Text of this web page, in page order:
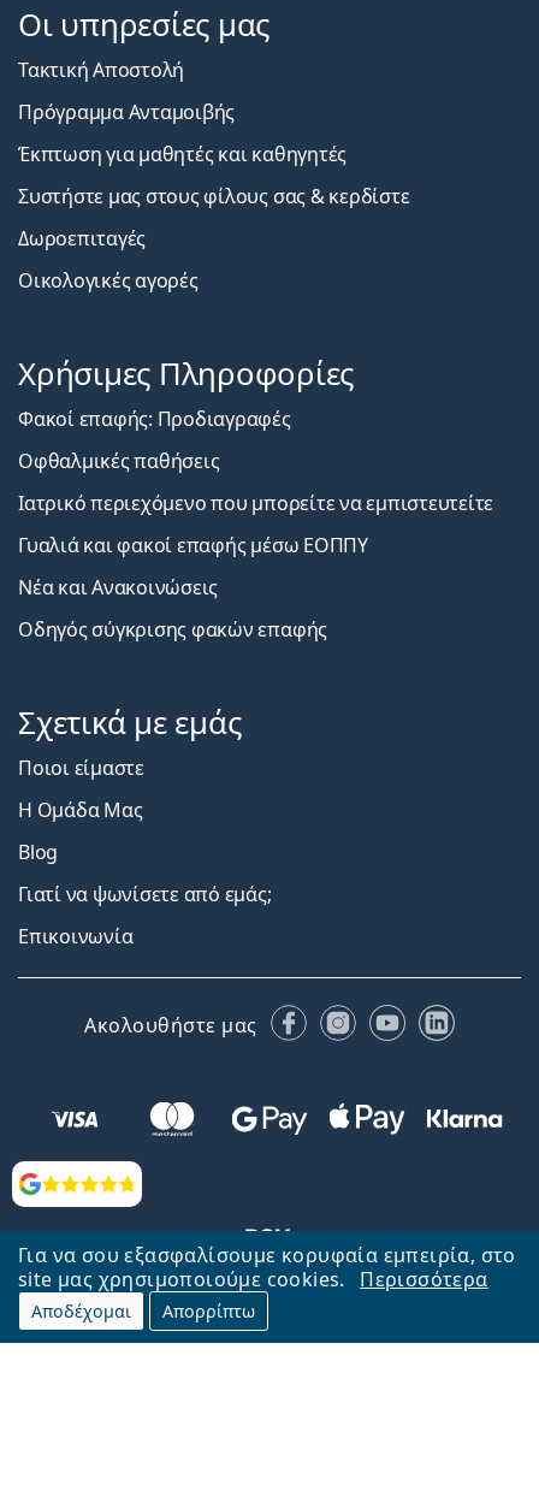
Για να σου εξασφαλίσουμε κορυφαία εμπειρία, στο
site μας χρησιμοποιούμε cookies.
Περισσότερα
Αποδέχομαι Απορρίπτω
Αξιολογήσεις
Οι υπηρεσίες μας
Τακτική Αποστολή
Πρόγραμμα Ανταμοιβής
Έκπτωση για μαθητές και καθηγητές
Συστήστε μας στους φίλους σας & κερδίστε
Δωροεπιταγές
Οικολογικές αγορές
Χρήσιμες Πληροφορίες
Φακοί επαφής: Προδιαγραφές
Οφθαλμικές παθήσεις
Ιατρικό περιεχόμενο που μπορείτε να εμπιστευτείτε
Γυαλιά και φακοί επαφής μέσω ΕΟΠΠΥ
Νέα και Ανακοινώσεις
Οδηγός σύγκρισης φακών επαφής
Σχετικά με εμάς
Ποιοι είμαστε
Η Ομάδα Μας
Blog
Γιατί να ψωνίσετε από εμάς;
Επικοινωνία
Ακολουθήστε μας FacebookInstagram
YouTubeLinkedIn
Επιστροφή στην αρχική σελίδα